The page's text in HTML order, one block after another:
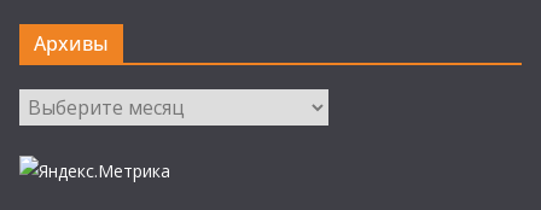
Архивы
Архивы